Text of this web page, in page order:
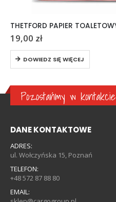
19,00 zł
DOWIEDZ SIĘ WIĘCEJ
Pozostańmy w kontakcie
DANE KONTAKTOWE
ADRES:
ul. Wołczyńska 15, Poznań
TELEFON:
+48 572 87 88 80
EMAIL: